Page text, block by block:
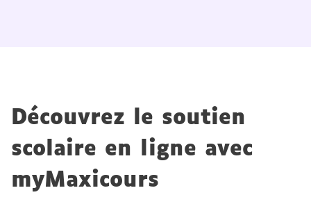
Découvrez le soutien
scolaire en ligne avec
myMaxicours